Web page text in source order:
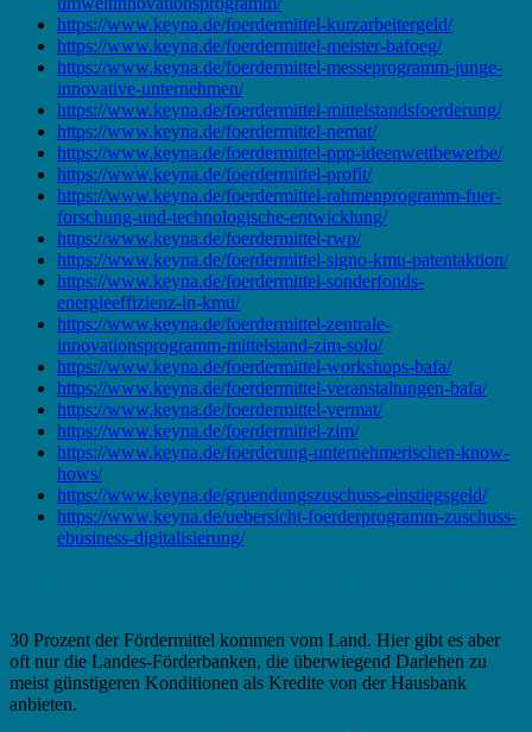
https://www.keyna.de/foerdermittel-kurzarbeitergeld/
https://www.keyna.de/foerdermittel-meister-bafoeg/
https://www.keyna.de/foerdermittel-messeprogramm-junge-
innovative-unternehmen/
https://www.keyna.de/foerdermittel-mittelstandsfoerderung/
https://www.keyna.de/foerdermittel-nemat/
https://www.keyna.de/foerdermittel-ppp-ideenwettbewerbe/
https://www.keyna.de/foerdermittel-profit/
https://www.keyna.de/foerdermittel-rahmenprogramm-fuer-
forschung-und-technologische-entwicklung/
https://www.keyna.de/foerdermittel-rwp/
https://www.keyna.de/foerdermittel-signo-kmu-patentaktion/
https://www.keyna.de/foerdermittel-sonderfonds-
energieeffizienz-in-kmu/
https://www.keyna.de/foerdermittel-zentrale-
innovationsprogramm-mittelstand-zim-solo/
https://www.keyna.de/foerdermittel-workshops-bafa/
https://www.keyna.de/foerdermittel-veranstaltungen-bafa/
https://www.keyna.de/foerdermittel-vermat/
https://www.keyna.de/foerdermittel-zim/
https://www.keyna.de/foerderung-unternehmerischen-know-
hows/
https://www.keyna.de/gruendungszuschuss-einstiegsgeld/
https://www.keyna.de/uebersicht-foerderprogramm-zuschuss-
ebusiness-digitalisierung/
30 Prozent der Fördermittel kommen vom Land. Hier gibt es aber
oft nur die Landes-Förderbanken, die überwiegend Darlehen zu
meist günstigeren Konditionen als Kredite von der Hausbank
anbieten.